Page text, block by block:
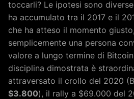
toccarli? Le ipotesi sono
ha accumulato tra il 2017 e il
che ha atteso il momento
semplicemente una persona
valore a lungo termine di
disciplina dimostrata è
attraversato il crollo del 2020
$3.800), il rally a $69.000 del